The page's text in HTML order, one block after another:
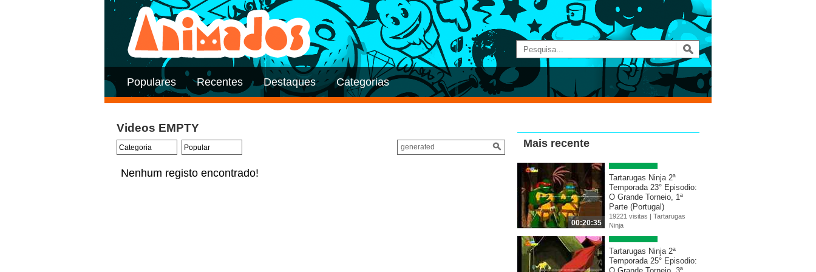
Populares Recentes Destaques Categorias
Videos EMPTY
Nenhum registo encontrado!
Mais recente
00:20:35
Tartarugas Ninja 2ª
Temporada 23° Episodio:
O Grande Torneio, 1ª
Parte (Portugal)
19221 visitas | Tartarugas
Ninja
Tartarugas Ninja 2ª
Temporada 25° Episodio: